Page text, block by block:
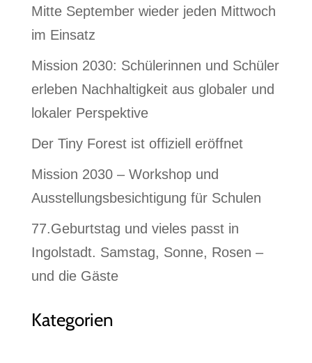
Mitte September wieder jeden Mittwoch
im Einsatz
Mission 2030: Schülerinnen und Schüler
erleben Nachhaltigkeit aus globaler und
lokaler Perspektive
Der Tiny Forest ist offiziell eröffnet
Mission 2030 – Workshop und
Ausstellungsbesichtigung für Schulen
77.Geburtstag und vieles passt in
Ingolstadt. Samstag, Sonne, Rosen –
und die Gäste
Kategorien